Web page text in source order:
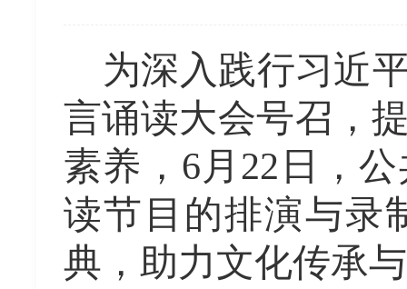
为深入践行习近
言诵读大会号召，
素养， 6月22日，
读节目的排演与录
典，助力文化传承